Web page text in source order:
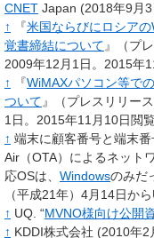
CNET Japan (2018年9月
↑
『米国ならびにロシア
覚書締結について』（プ
2009年12月1日。 2015年
↑
『WiMAXパソコン等で
ついて』（プレスリリー
1日。 2015年11月10日閲
↑ 端末に顧客番号と端末
Air（OTA）によるネット
応OSは、 Windowsのみだ
（平成21年）4月14日か
↑ UQ. “MVNO様向け公開
↑ KDDI株式会社 (2010年2